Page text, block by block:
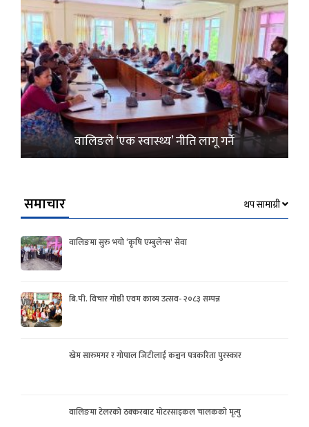
वालिङले ‘एक स्वास्थ्य’ नीति लागू गर्ने
समाचार थप सामाग्री
वालिङमा सुरु भयो ‘कृषि एम्बुलेन्स’ सेवा
बि.पी. विचार गोष्ठी एवम काव्य उत्सव- २०८३ सम्पन्न
खेम सारुमगर र गोपाल जिटीलाई कञ्चन पत्रकरिता पुरस्कार
वालिङमा टेलरको ठक्करबाट मोटरसाइकल चालकको मृत्यु